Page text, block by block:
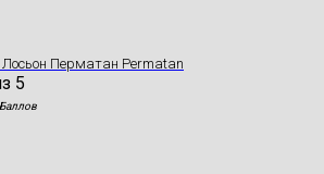
Лосьон Перматан Permatan
5